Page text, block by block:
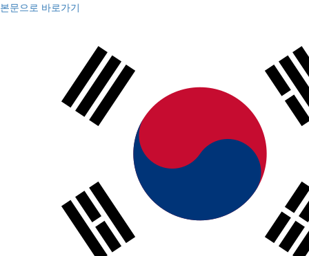
본문으로 바로가기